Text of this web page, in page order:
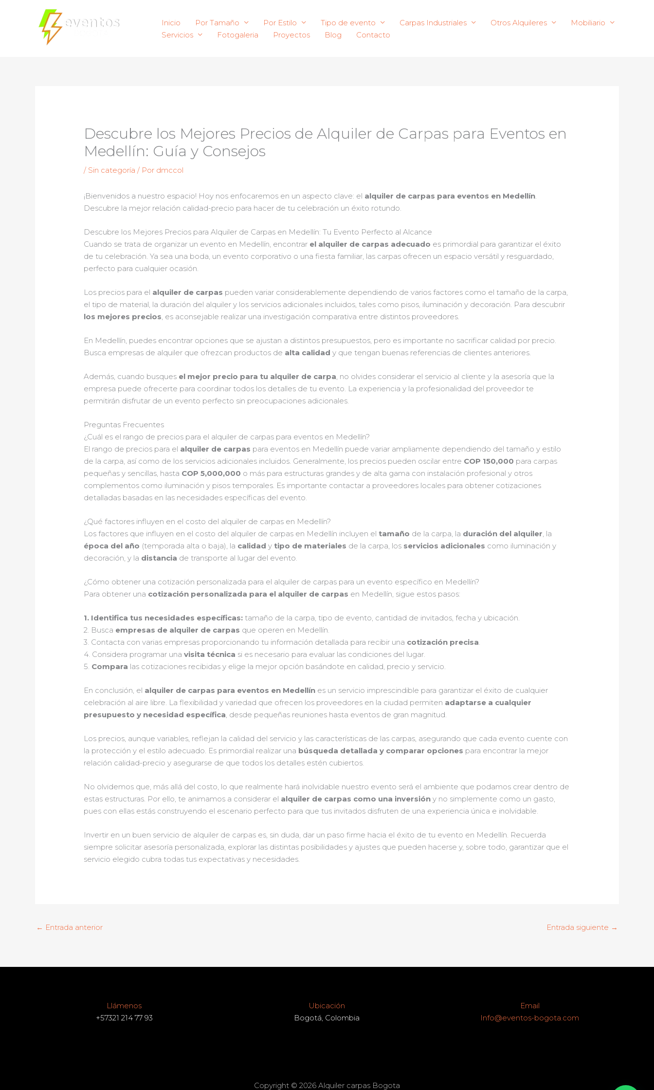
Inicio Por Tamaño Por Estilo Tipo de evento Carpas Industriales Otros Alquileres
Mobiliario
Servicios
Fotogaleria Proyectos Blog Contacto
Descubre los Mejores Precios de Alquiler de Carpas para Eventos en
Medellín: Guía y Consejos
/ Sin categoría / Por dmccol
¡Bienvenidos a nuestro espacio! Hoy nos enfocaremos en un aspecto clave: el alquiler de carpas para eventos en Medellín.
Descubre la mejor relación calidad-precio para hacer de tu celebración un éxito rotundo.
Descubre los Mejores Precios para Alquiler de Carpas en Medellín: Tu Evento Perfecto al Alcance
Cuando se trata de organizar un evento en Medellín, encontrar el alquiler de carpas adecuado es primordial para garantizar el éxito
de tu celebración. Ya sea una boda, un evento corporativo o una fiesta familiar, las carpas ofrecen un espacio versátil y resguardado,
perfecto para cualquier ocasión.
Los precios para el alquiler de carpas pueden variar considerablemente dependiendo de varios factores como el tamaño de la carpa,
el tipo de material, la duración del alquiler y los servicios adicionales incluidos, tales como pisos, iluminación y decoración. Para descubrir
los mejores precios, es aconsejable realizar una investigación comparativa entre distintos proveedores.
En Medellín, puedes encontrar opciones que se ajustan a distintos presupuestos, pero es importante no sacrificar calidad por precio.
Busca empresas de alquiler que ofrezcan productos de alta calidad y que tengan buenas referencias de clientes anteriores.
Además, cuando busques el mejor precio para tu alquiler de carpa, no olvides considerar el servicio al cliente y la asesoría que la
empresa puede ofrecerte para coordinar todos los detalles de tu evento. La experiencia y la profesionalidad del proveedor te
permitirán disfrutar de un evento perfecto sin preocupaciones adicionales.
Preguntas Frecuentes
¿Cuál es el rango de precios para el alquiler de carpas para eventos en Medellín?
El rango de precios para el alquiler de carpas para eventos en Medellín puede variar ampliamente dependiendo del tamaño y estilo
de la carpa, así como de los servicios adicionales incluidos. Generalmente, los precios pueden oscilar entre COP 150,000 para carpas
pequeñas y sencillas, hasta COP 5,000,000 o más para estructuras grandes y de alta gama con instalación profesional y otros
complementos como iluminación y pisos temporales. Es importante contactar a proveedores locales para obtener cotizaciones
detalladas basadas en las necesidades específicas del evento.
¿Qué factores influyen en el costo del alquiler de carpas en Medellín?
Los factores que influyen en el costo del alquiler de carpas en Medellín incluyen eltamaño de la carpa, la duración del alquiler, la
época del año (temporada alta o baja), la calidad ytipo de materiales de la carpa, los servicios adicionales como iluminación y
decoración, y la distancia de transporte al lugar del evento.
¿Cómo obtener una cotización personalizada para el alquiler de carpas para un evento específico en Medellín?
Para obtener una cotización personalizada para el alquiler de carpas en Medellín, sigue estos pasos:
1. Identifica tus necesidades específicas: tamaño de la carpa, tipo de evento, cantidad de invitados, fecha y ubicación.
2. Busca empresas de alquiler de carpas que operen en Medellín.
3. Contacta con varias empresas proporcionando tu información detallada para recibir una cotización precisa.
4. Considera programar unavisita técnica si es necesario para evaluar las condiciones del lugar.
5. Compara las cotizaciones recibidas y elige la mejor opción basándote en calidad, precio y servicio.
En conclusión, el alquiler de carpas para eventos en Medellín es un servicio imprescindible para garantizar el éxito de cualquier
celebración al aire libre. La flexibilidad y variedad que ofrecen los proveedores en la ciudad permiten adaptarse a cualquier
presupuesto y necesidad específica, desde pequeñas reuniones hasta eventos de gran magnitud.
Los precios, aunque variables, reflejan la calidad del servicio y las características de las carpas, asegurando que cada evento cuente con
la protección y el estilo adecuado. Es primordial realizar una búsqueda detallada y comparar opciones para encontrar la mejor
relación calidad-precio y asegurarse de que todos los detalles estén cubiertos.
No olvidemos que, más allá del costo, lo que realmente hará inolvidable nuestro evento será el ambiente que podamos crear dentro de
estas estructuras. Por ello, te animamos a considerar el alquiler de carpas como una inversión y no simplemente como un gasto,
pues con ellas estás construyendo el escenario perfecto para que tus invitados disfruten de una experiencia única e inolvidable.
Invertir en un buen servicio de alquiler de carpas es, sin duda, dar un paso firme hacia el éxito de tu evento en Medellín. Recuerda
siempre solicitar asesoría personalizada, explorar las distintas posibilidades y ajustes que pueden hacerse y, sobre todo, garantizar que el
servicio elegido cubra todas tus expectativas y necesidades.
← Entrada anterior Entrada siguiente →
Llámenos
+57321 214 77 93
Ubicación
Bogotá, Colombia
Email
Info@eventos-bogota.com
Copyright © 2026 Alquiler carpas Bogota